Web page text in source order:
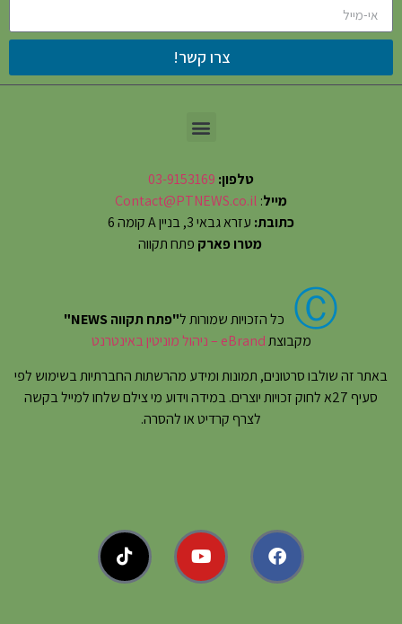
צרו קשר!
טלפון: 03-9153169
מייל:
Contact@PTNEWS.co.il
כתובת: עזרא גבאי 3, בניין A קומה 6
מטרו פארק פתח תקווה
Ⓒ כל הזכויות שמורות ל"פתח תקווה NEWS"
מקבוצתeBrand – ניהול מוניטין באינטרנט
באתר זה שולבו סרטונים, תמונות ומידע מהרשתות החברתיות בשימוש לפי
סעיף 27א לחוק זכויות יוצרים. במידה וידוע מי צילם שלחו למייל בקשה
לצרף קרדיט או להסרה.